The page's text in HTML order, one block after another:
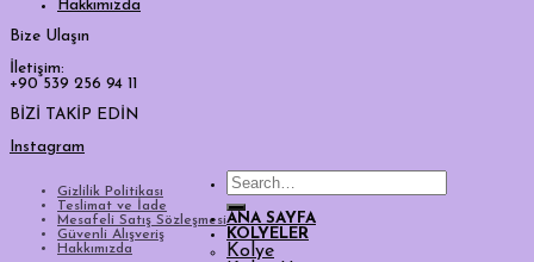
Hakkımızda
Bize Ulaşın
İletişim:
+90 539 256 94 11
BİZİ TAKİP EDİN
Instagram
Gizlilik Politikası
Teslimat ve İade
Mesafeli Satış Sözleşmesi
Güvenli Alışveriş
Hakkımızda
Search
for:
ANA SAYFA
KOLYELER
Kolye